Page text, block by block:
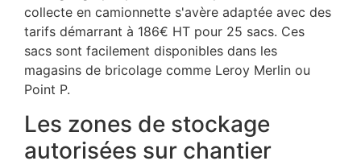
collecte en camionnette s'avère adaptée avec des
tarifs démarrant à 186€ HT pour 25 sacs. Ces
sacs sont facilement disponibles dans les
magasins de bricolage comme Leroy Merlin ou
Point P.
Les zones de stockage
autorisées sur chantier